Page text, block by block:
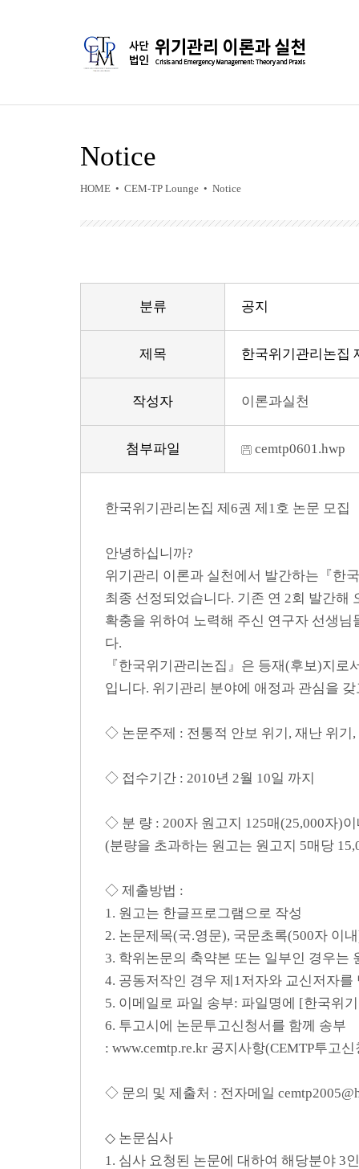
Notice
HOME • CEM-TP Lounge • Notice
분류 공지
제목 한국위기관리논집
작성자 이론과실천
첨부파일 cemtp0601.hwp
한국위기관리논집 제6권 제1호 논문 모집
안녕하십니까?
위기관리 이론과 실천에서 발간하는『한
최종 선정되었습니다. 기존 연 2회 발간
확충을 위하여 노력해 주신 연구자 선생
다.
『한국위기관리논집』은 등재(후보)지
입니다. 위기관리 분야에 애정과 관심을
◇ 논문주제 : 전통적 안보 위기, 재난 위기
◇ 접수기간 : 2010년 2월 10일 까지
◇ 분 량 : 200자 원고지 125매(25,000자)
(분량을 초과하는 원고는 원고지 5매당
◇ 제출방법 :
1. 원고는 한글프로그램으로 작성
2. 논문제목(국.영문), 국문초록(500자 이
3. 학위논문의 축약본 또는 일부인 경우는
4. 공동저작인 경우 제1저자와 교신저자를
5. 이메일로 파일 송부: 파일명에 [한국위
6. 투고시에 논문투고신청서를 함께 송부
: www.cemtp.re.kr 공지사항(CEMTP투고
◇ 문의 및 제출처 : 전자메일
◇ 논문심사
1. 심사 요청된 논문에 대하여 해당분야 3